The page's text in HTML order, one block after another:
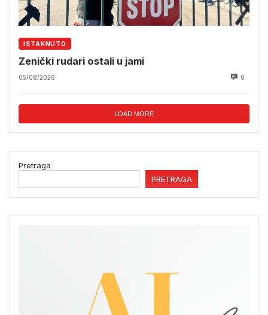
ISTAKNUTO
Zenički rudari ostali u jami
05/08/2026 0
LOAD MORE
Pretraga
PRETRAGA